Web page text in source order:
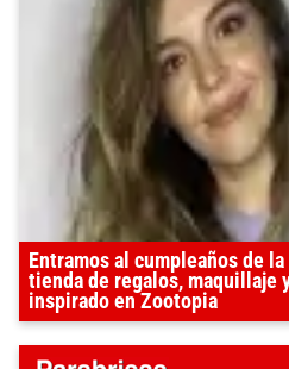
Entramos al cumpleaños de
tienda de regalos, maquillaje
inspirado en Zootopia